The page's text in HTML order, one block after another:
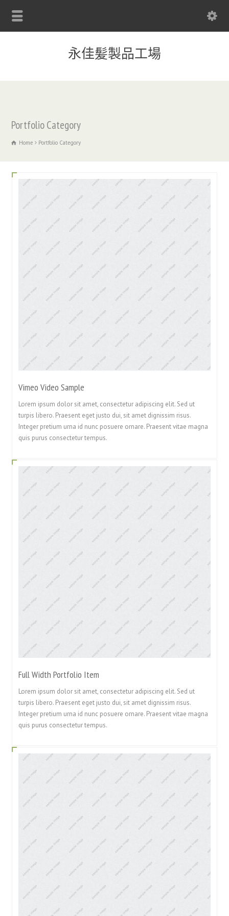
永佳髪製品工場
Portfolio Category
Home Portfolio Category
Vimeo Video Sample
Lorem ipsum dolor sit amet, consectetur adipiscing elit. Sed ut
turpis libero. Praesent eget justo dui, sit amet dignissim risus.
Integer pretium urna id nunc posuere ornare. Praesent vitae magna
quis purus consectetur tempus.
Full Width Portfolio Item
Lorem ipsum dolor sit amet, consectetur adipiscing elit. Sed ut
turpis libero. Praesent eget justo dui, sit amet dignissim risus.
Integer pretium urna id nunc posuere ornare. Praesent vitae magna
quis purus consectetur tempus.